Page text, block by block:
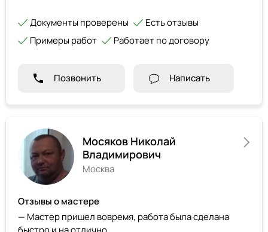
Документы проверены
Есть отзывы
Примеры работ
Работает по договору
Позвонить Написать
Мосяков Николай
Владимирович
Москва
Отзывы о мастере
— Мастер пришел вовремя, работа была сделана